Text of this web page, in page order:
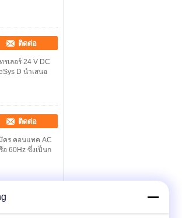
ติดต่อ
เลอร์ 24 V DC
D นำเสนอ
ติดต่อ
คร คอนแทค AC
60Hz ซึ่งเป็นก